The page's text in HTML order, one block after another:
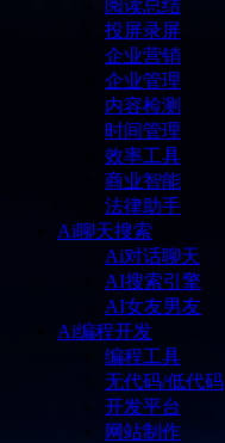
阅读总结
投屏录屏
企业营销
企业管理
内容检测
时间管理
效率工具
商业智能
法律助手
Ai聊天搜索
Ai对话聊天
AI搜索引擎
AI女友男友
Ai编程开发
编程工具
无代码/低代码
开发平台
网站制作